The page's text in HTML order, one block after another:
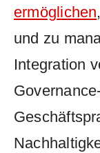
ermöglichen
und⁣ zu
Integration